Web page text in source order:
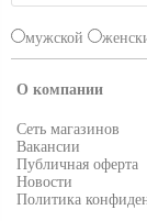
мужской
О компании
Сеть магазинов
Вакансии
Публичная оферта
Новости
Политика